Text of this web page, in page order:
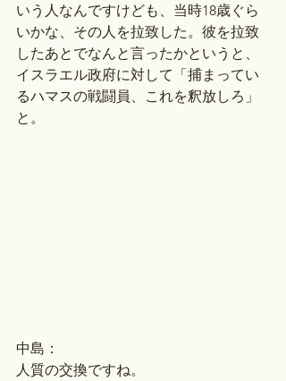
いう人なんですけども、当時18歳ぐら
いかな、その人を拉致した。彼を拉致
したあとでなんと言ったかというと、
イスラエル政府に対して「捕まってい
るハマスの戦闘員、これを釈放しろ」
と。
中島：
人質の交換ですね。